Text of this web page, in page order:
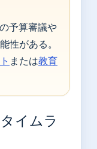
予算審議や
性がある。
または教育
イムラ